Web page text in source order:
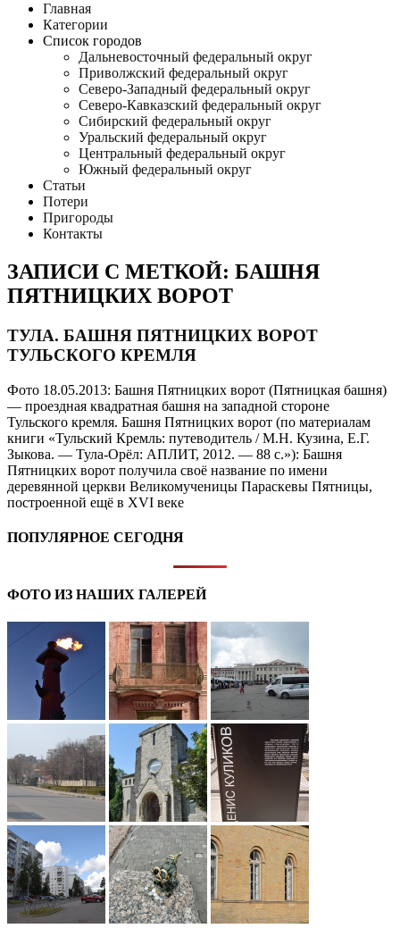
Главная
Категории
Список городов
Дальневосточный федеральный округ
Приволжский федеральный округ
Северо-Западный федеральный округ
Северо-Кавказский федеральный округ
Сибирский федеральный округ
Уральский федеральный округ
Центральный федеральный округ
Южный федеральный округ
Статьи
Потери
Пригороды
Контакты
ЗАПИСИ С МЕТКОЙ: БАШНЯ
ПЯТНИЦКИХ ВОРОТ
ТУЛА. БАШНЯ ПЯТНИЦКИХ ВОРОТ
ТУЛЬСКОГО КРЕМЛЯ
Фото 18.05.2013: Башня Пятницких ворот (Пятницкая башня)
— проездная квадратная башня на западной стороне
Тульского кремля. Башня Пятницких ворот (по материалам
книги «Тульский Кремль: путеводитель / М.Н. Кузина, Е.Г.
Зыкова. — Тула-Орёл: АПЛИТ, 2012. — 88 с.»): Башня
Пятницких ворот получила своё название по имени
деревянной церкви Великомученицы Параскевы Пятницы,
построенной ещё в XVI веке
ПОПУЛЯРНОЕ СЕГОДНЯ
ФОТО ИЗ НАШИХ ГАЛЕРЕЙ